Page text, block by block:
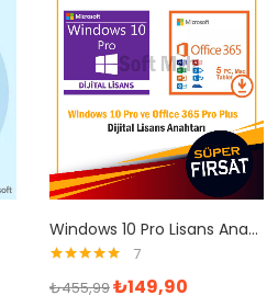
Windows 10 Pro Lisans Anahtarı ve Office 365 1 Yıl Mail Hesabı
4.86oy aldı
7
₺455,99₺149,90